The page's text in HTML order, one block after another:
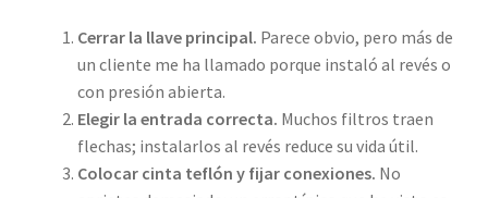
Cerrar la llave principal. Parece obvio, pero más de
un cliente me ha llamado porque instaló al revés o
con presión abierta.
Elegir la entrada correcta. Muchos filtros traen
flechas; instalarlos al revés reduce su vida útil.
Colocar cinta teflón y fijar conexiones. No